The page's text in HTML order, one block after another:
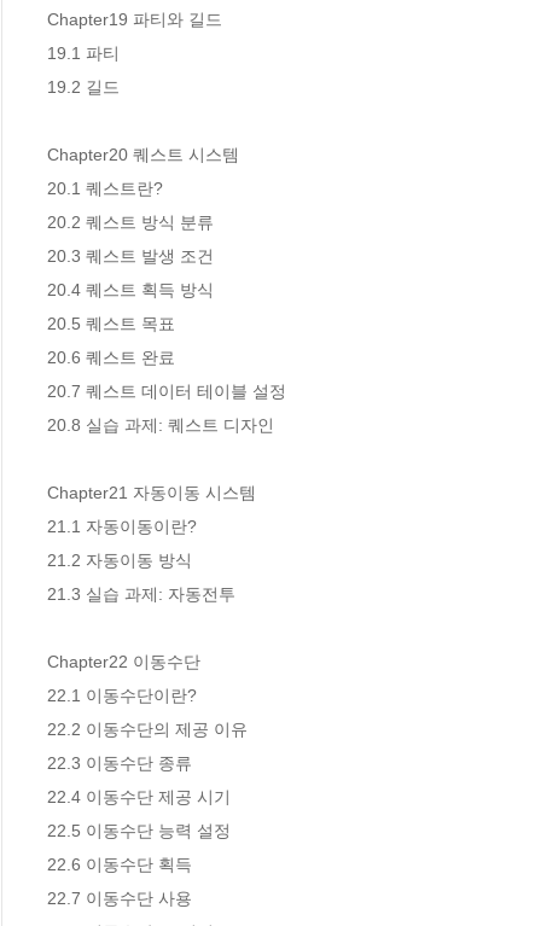
Chapter19 파티와 길드
19.1 파티
19.2 길드
Chapter20 퀘스트 시스템
20.1 퀘스트란?
20.2 퀘스트 방식 분류
20.3 퀘스트 발생 조건
20.4 퀘스트 획득 방식
20.5 퀘스트 목표
20.6 퀘스트 완료
20.7 퀘스트 데이터 테이블 설정
20.8 실습 과제: 퀘스트 디자인
Chapter21 자동이동 시스템
21.1 자동이동이란?
21.2 자동이동 방식
21.3 실습 과제: 자동전투
Chapter22 이동수단
22.1 이동수단이란?
22.2 이동수단의 제공 이유
22.3 이동수단 종류
22.4 이동수단 제공 시기
22.5 이동수단 능력 설정
22.6 이동수단 획득
22.7 이동수단 사용